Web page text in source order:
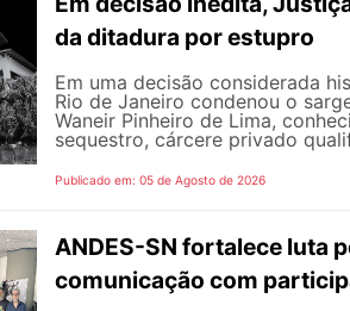
da ditadura por estupro
Em uma decisão considerada
Rio de Janeiro condenou o
Waneir Pinheiro de Lima,
sequestro, cárcere privado
Publicado em: 05 de Agosto de 2026
ANDES-SN fortalece luta
comunicação com